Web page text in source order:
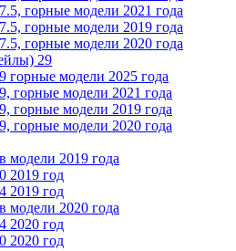
горные модели 2021 года
горные модели 2019 года
горные модели 2020 года
29
горные модели 2025 года
горные модели 2021 года
горные модели 2019 года
горные модели 2020 года
модели 2019 года
2019 год
2019 год
модели 2020 года
2020 год
2020 год